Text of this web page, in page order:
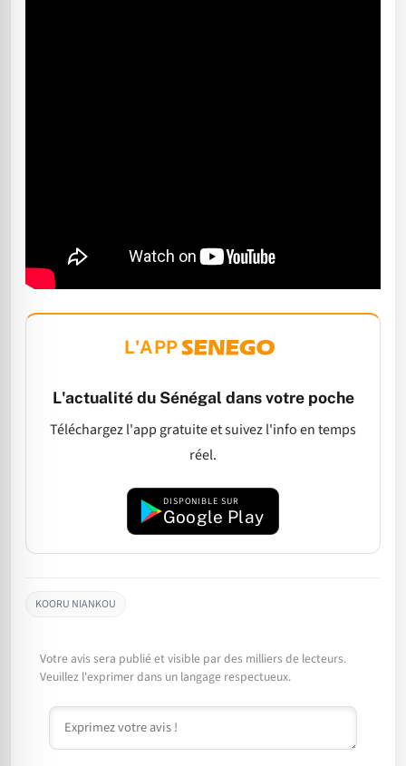
L'APP
L'actualité du Sénégal dans votre poche
Téléchargez l'app gratuite et suivez l'info en temps
réel.
DISPONIBLE SUR
Google Play
KOORU NIANKOU
Votre avis sera publié et visible par des milliers de lecteurs.
Veuillez l'exprimer dans un langage respectueux.
Commentaire